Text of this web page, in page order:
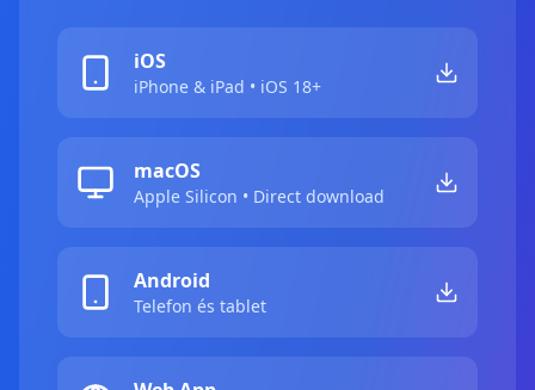
iOS
iPhone & iPad • iOS 18+
macOS
Apple Silicon • Direct download
Android
Telefon és tablet